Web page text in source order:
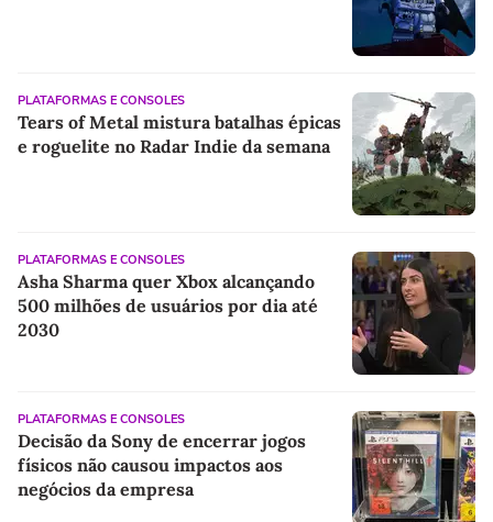
PLATAFORMAS E CONSOLES
Tears of Metal mistura batalhas épicas
e roguelite no Radar Indie da semana
PLATAFORMAS E CONSOLES
Asha Sharma quer Xbox alcançando
500 milhões de usuários por dia até
2030
PLATAFORMAS E CONSOLES
Decisão da Sony de encerrar jogos
físicos não causou impactos aos
negócios da empresa